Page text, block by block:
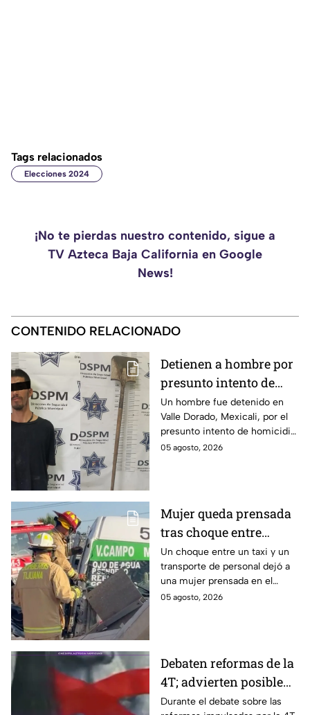
Tags relacionados
Elecciones 2024
¡No te pierdas nuestro contenido, sigue a
TV Azteca Baja California en Google
News!
CONTENIDO RELACIONADO
Detienen a hombre por
presunto intento de
homicidio con una pala
en Mexicali; habría
atacado a otro mientras
dormía
Un hombre fue detenido en
Valle Dorado, Mexicali, por el
presunto intento de homicidio
de otro con una pala. La
05 agosto, 2026
Mujer queda prensada
tras choque entre
transporte público y de
personal en Tijuana
Un choque entre un taxi y un
transporte de personal dejó a
una mujer prensada en el
bulevar Insurgentes, a la altura
05 agosto, 2026
Debaten reformas de la
4T; advierten posible
control sobre la
Durante el debate sobre las